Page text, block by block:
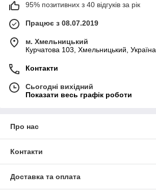
95% позитивних з 40 відгуків за рік
Працює з 08.07.2019
м. Хмельницький
Курчатова 103, Хмельницький, Україна
Контакти
Сьогодні вихідний
Показати весь графік роботи
Про нас
Контакти
Доставка та оплата